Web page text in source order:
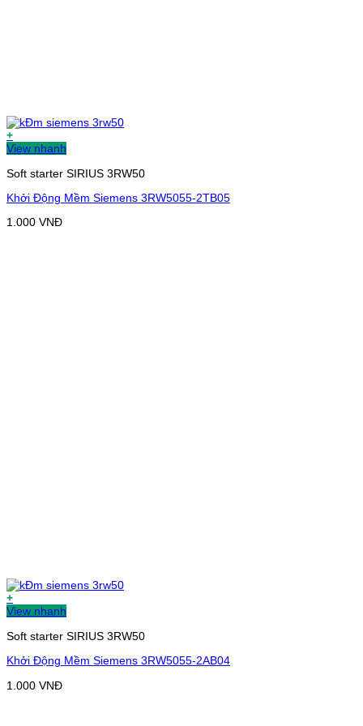
+
View nhanh
Soft starter SIRIUS 3RW50
Khởi Động Mềm Siemens 3RW5055-2TB05
1.000 VNĐ
+
View nhanh
Soft starter SIRIUS 3RW50
Khởi Động Mềm Siemens 3RW5055-2AB04
1.000 VNĐ